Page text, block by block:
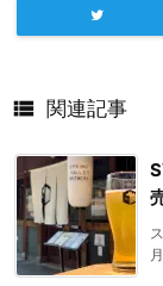
 関連記事